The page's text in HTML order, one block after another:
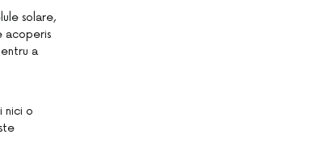
solare,
acoperis
a
nici o